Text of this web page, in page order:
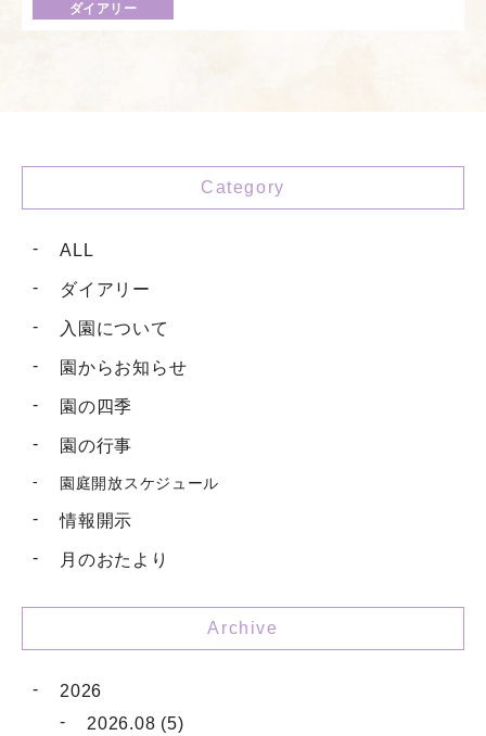
ダイアリー
Category
ALL
ダイアリー
入園について
園からお知らせ
園の四季
園の行事
園庭開放スケジュール
情報開示
月のおたより
Archive
2026
2026.08 (5)